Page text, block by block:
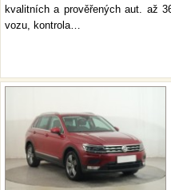
kvalitních a prověřených aut. až
vozu, kontrola…